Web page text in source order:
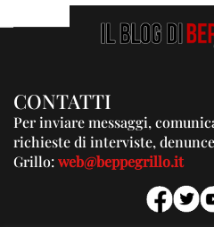
CONTATTI
Per inviare messaggi,
richieste di interviste,
Grillo:web@beppegrillo.it